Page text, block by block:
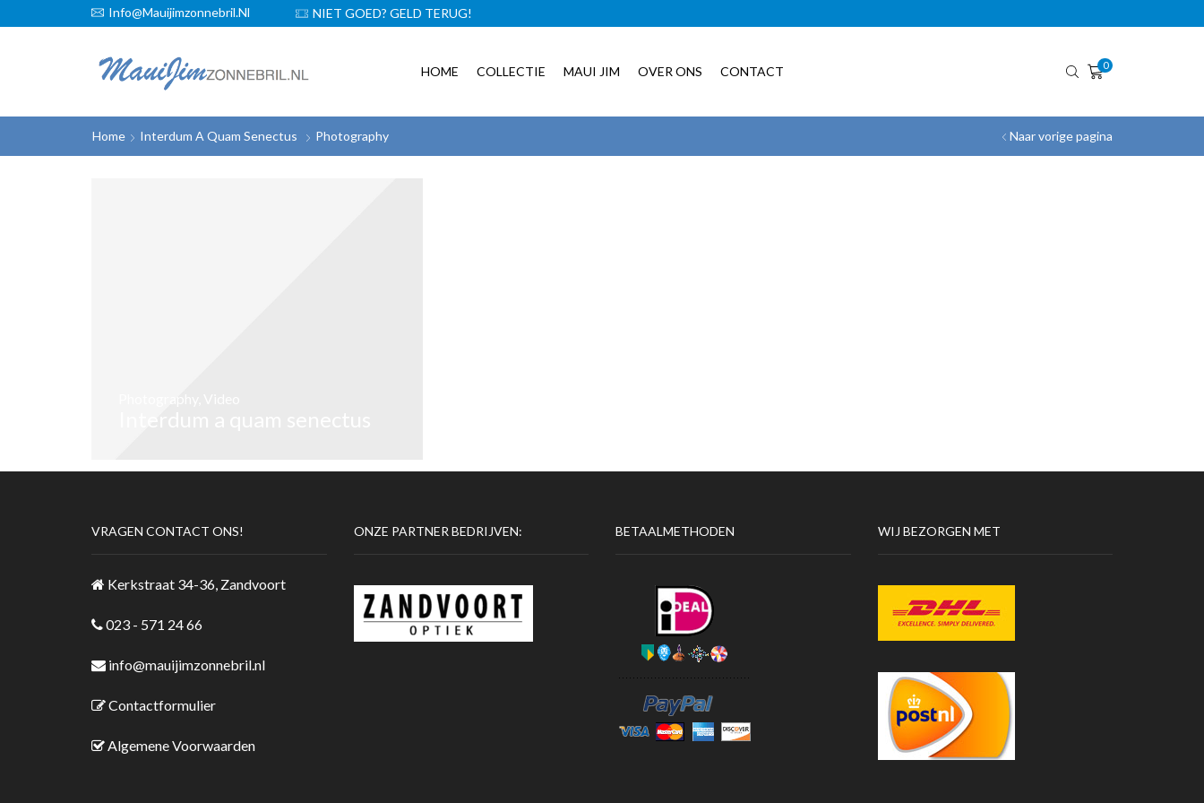
Info@mauijimzonnebril.nl
GRATIS VERZENDING! NIET GOED? GELD TERUG!
HOME COLLECTIE MAUI JIM OVER ONS CONTACT 0
Naar vorige pagina
Home Interdum A Quam Senectus Photography
VRAGEN CONTACT ONS!
Kerkstraat 34-36, Zandvoort
023 - 571 24 66
info@mauijimzonnebril.nl
Contactformulier
Algemene Voorwaarden
ONZE PARTNER BEDRIJVEN: BETAALMETHODEN WIJ BEZORGEN MET